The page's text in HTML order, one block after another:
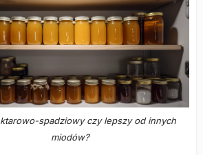
spadziowy czy lepszy od innych
miodów?